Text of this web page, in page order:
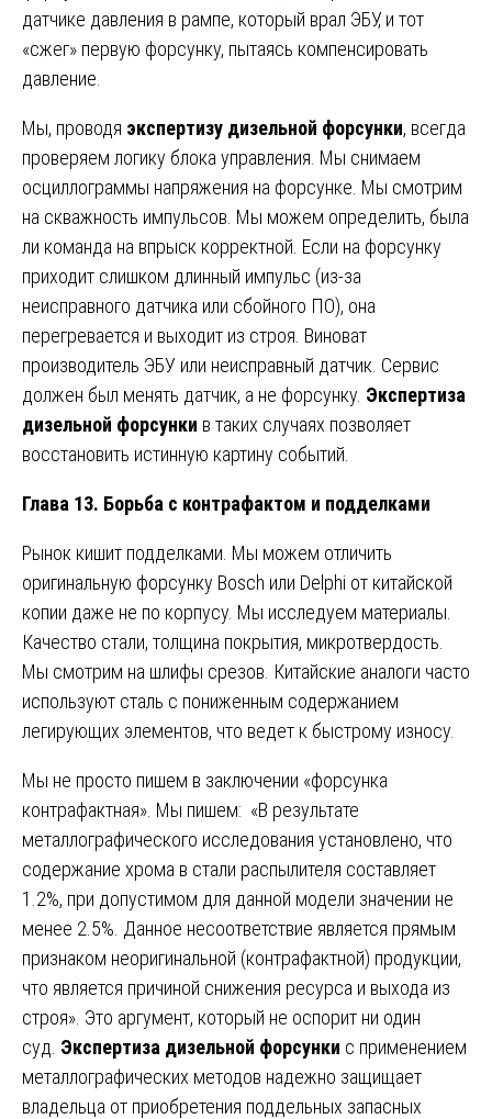
датчике давления в рампе, который врал ЭБУ, и тот
«сжег» первую форсунку, пытаясь компенсировать
давление.
Мы, проводя экспертизу дизельной форсунки, всегда
проверяем логику блока управления. Мы снимаем
осциллограммы напряжения на форсунке. Мы смотрим
на скважность импульсов. Мы можем определить, была
ли команда на впрыск корректной. Если на форсунку
приходит слишком длинный импульс (из-за
неисправного датчика или сбойного ПО), она
перегревается и выходит из строя. Виноват
производитель ЭБУ или неисправный датчик. Сервис
должен был менять датчик, а не форсунку. Экспертиза
дизельной форсунки в таких случаях позволяет
восстановить истинную картину событий.
Глава 13. Борьба с контрафактом и подделками
Рынок кишит подделками. Мы можем отличить
оригинальную форсунку Bosch или Delphi от китайской
копии даже не по корпусу. Мы исследуем материалы.
Качество стали, толщина покрытия, микротвердость.
Мы смотрим на шлифы срезов. Китайские аналоги часто
используют сталь с пониженным содержанием
легирующих элементов, что ведет к быстрому износу.
Мы не просто пишем в заключении «форсунка
контрафактная». Мы пишем: «В результате
металлографического исследования установлено, что
содержание хрома в стали распылителя составляет
1.2%, при допустимом для данной модели значении не
менее 2.5%. Данное несоответствие является прямым
признаком неоригинальной (контрафактной) продукции,
что является причиной снижения ресурса и выхода из
строя». Это аргумент, который не оспорит ни один
суд. Экспертиза дизельной форсунки с применением
металлографических методов надежно защищает
владельца от приобретения поддельных запасных